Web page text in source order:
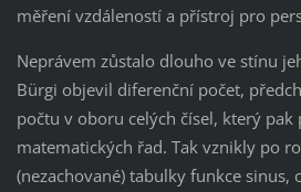
měření vzdáleností a přístroj pro
Neprávem zůstalo dlouho ve stínu
Bürgi objevil diferenční počet,
počtu v oboru celých čísel, který pak
matematických řad. Tak vznikly po
(nezachované) tabulky funkce sinus,